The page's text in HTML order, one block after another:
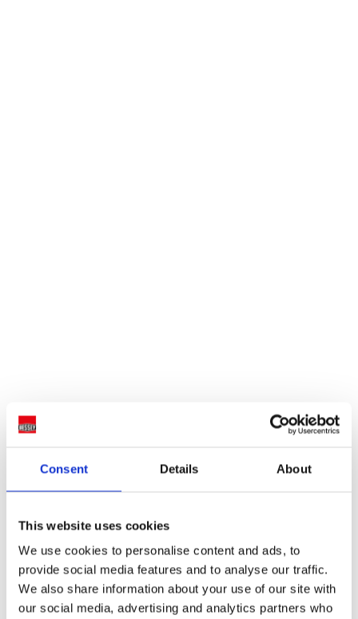
Consent Details About
This website uses cookies
We use cookies to personalise content and ads, to
provide social media features and to analyse our traffic.
We also share information about your use of our site with
our social media, advertising and analytics partners who